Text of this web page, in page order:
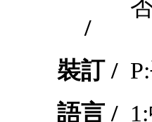
/
裝訂 /
語言 /